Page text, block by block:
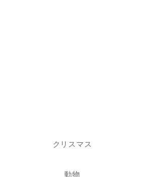
クリスマス
動物